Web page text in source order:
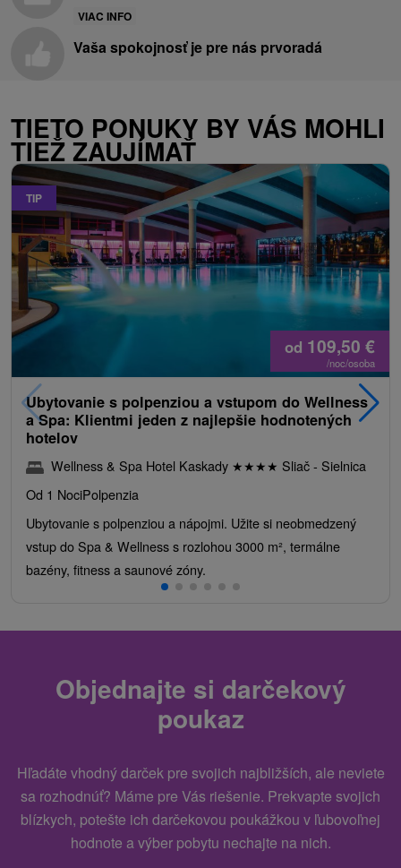
VIAC INFO
Vaša spokojnosť je pre nás prvoradá
TIETO PONUKY BY VÁS MOHLI
TIEŽ ZAUJÍMAŤ
TIP
od 109,50 €
/noc/osoba
Ubytovanie s polpenziou a vstupom do Wellness
a Spa: Klientmi jeden z najlepšie hodnotených
hotelov
Wellness & Spa Hotel Kaskady ★★★★ Sliač - Sielnica
Od 1 NociPolpenzia
Ubytovanie s polpenziou a nápojmi. Užite si neobmedzený
vstup do Spa & Wellness s rozlohou 3000 m², termálne
bazény, fitness a saunové zóny.
Objednajte si darčekový
poukaz
Hľadáte vhodný darček pre svojich najbližších, ale neviete
sa rozhodnúť? Máme pre Vás riešenie. Prekvapte svojich
blízkych, potešte ich darčekovou poukážkou v ľubovoľnej
hodnote a výber pobytu nechajte na nich.